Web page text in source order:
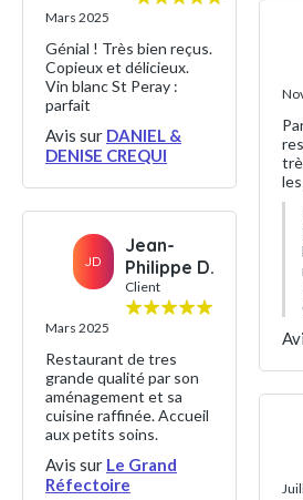
Mars 2025
Génial ! Très bien reçus.
Copieux et délicieux.
Vin blanc St Peray :
parfait
Avis sur DANIEL &
DENISE CREQUI
JD
Jean-
Philippe D.
Client
Mars 2025
Restaurant de tres
grande qualité par son
aménagement et sa
cuisine raffinée. Accueil
aux petits soins.
Avis sur Le Grand
Réfectoire